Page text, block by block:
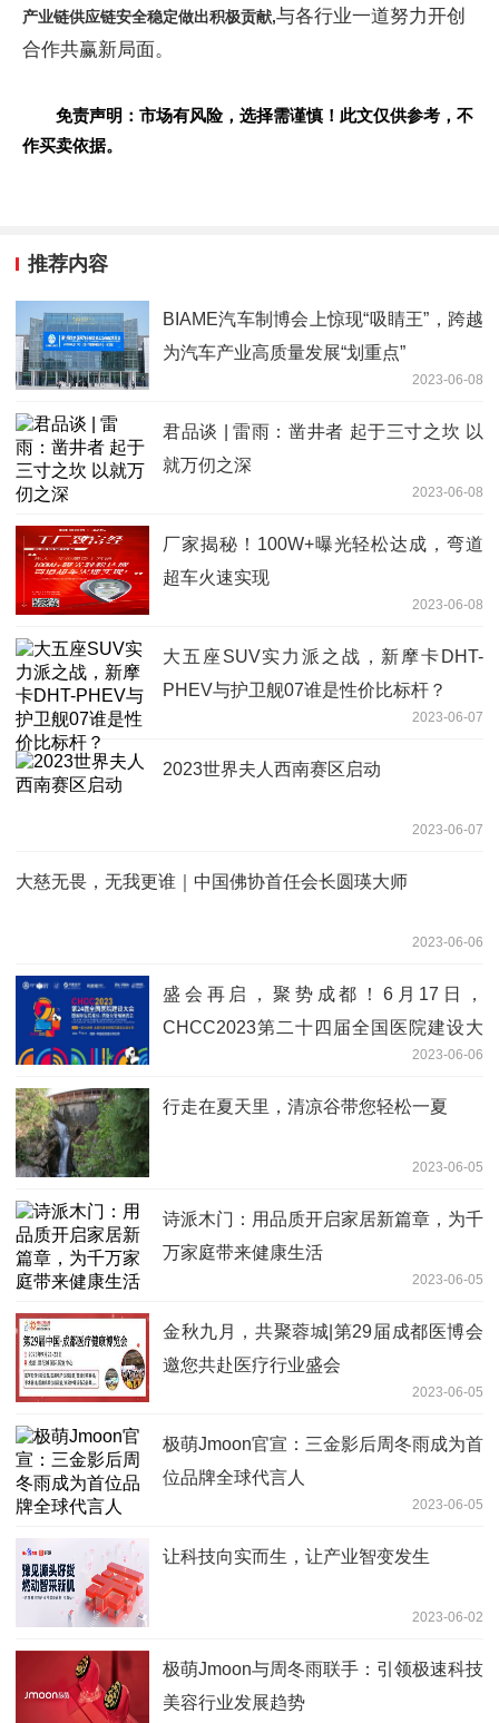
产业链供应链安全稳定做出积极贡献,与各行业一道努力开创
合作共赢新局面。
免责声明：市场有风险，选择需谨慎！此文仅供参考，不
作买卖依据。
推荐内容
BIAME汽车制博会上惊现“吸睛王”，跨越
为汽车产业高质量发展“划重点”
2023-06-08
君品谈 | 雷雨：凿井者 起于三寸之坎 以
就万仞之深
2023-06-08
厂家揭秘！100W+曝光轻松达成，弯道
超车火速实现
2023-06-08
大五座SUV实力派之战，新摩卡DHT-
PHEV与护卫舰07谁是性价比标杆？
2023-06-07
2023世界夫人西南赛区启动
2023-06-07
大慈无畏，无我更谁｜中国佛协首任会长圆瑛大师
2023-06-06
盛会再启，聚势成都！6月17日，
CHCC2023第二十四届全国医院建设大
2023-06-06
行走在夏天里，清凉谷带您轻松一夏
2023-06-05
诗派木门：用品质开启家居新篇章，为千
万家庭带来健康生活
2023-06-05
金秋九月，共聚蓉城|第29届成都医博会
邀您共赴医疗行业盛会
2023-06-05
极萌Jmoon官宣：三金影后周冬雨成为首
位品牌全球代言人
2023-06-05
让科技向实而生，让产业智变发生
2023-06-02
极萌Jmoon与周冬雨联手：引领极速科技
美容行业发展趋势